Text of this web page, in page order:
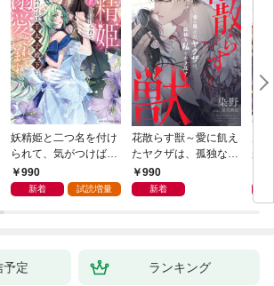
妖精姫と二つ名を付け
られて、気がつけば王
太子殿下に溺愛されて
います【dエディショ
990
新着 試読増量
花散らす獣～愛に飢え
たヤクザは、孤独な私
をかき乱す～
990
新着
が
誘
予定 ランキング